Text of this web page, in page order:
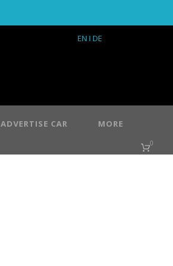
EN I DE
ADVERTISE CAR MORE
0